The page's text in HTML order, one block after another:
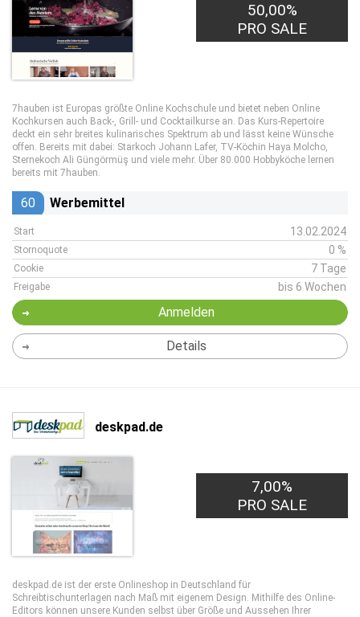
50,00%
PRO SALE
7hauben ist Europas größte Online Kochschule und bietet neben Online
Kochkursen auch Back-, Grill- und Cocktailkurse an. Das Kurs-Repertoire
deckt ein sehr breites kulinarisches Spektrum ab und lässt keine Wünsche
offen. Bereits mit dabei: Starkoch Johann Lafer, TV-Köchin Haya Molcho,
Sternekoch Ali Güngörmüş und viele mehr. Über 80.000 Hobbyköche lernen
bereits mit 7hauben.
60 Werbemittel
Start 13.02.2024
Stornoquote 0 %
Cookie 7 Tage
Freigabe bis 6 Wochen
Anmelden
Details
deskpad.de
7,00%
PRO SALE
deskpad.de ist der erste Onlineshop in Deutschland für
Schreibtischunterlagen nach Maß mit eigenem Design. Mithilfe des Online-
Editors können unsere Kunden selbst über Größe und Aussehen Ihrer